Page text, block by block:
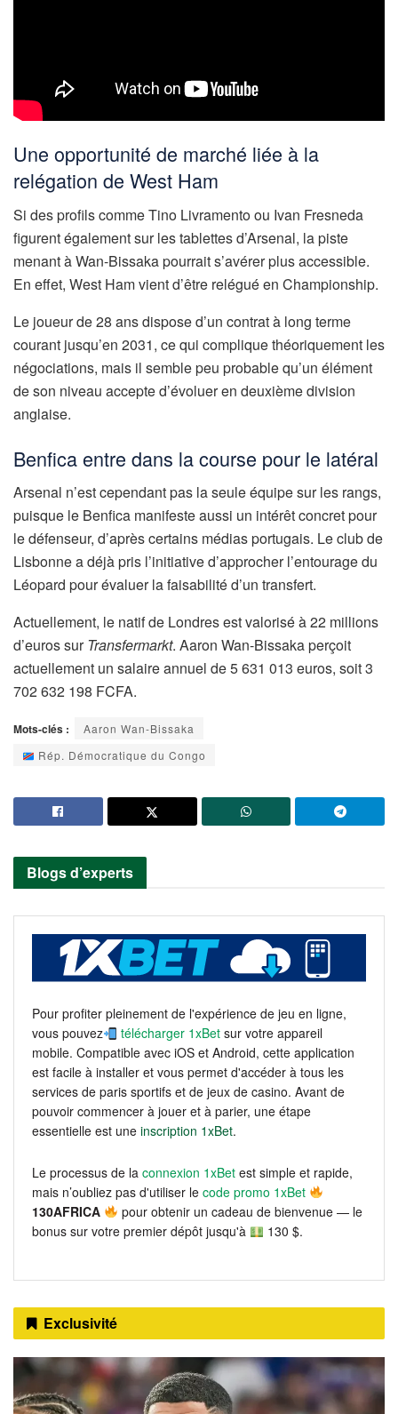
Une opportunité de marché liée à la
relégation de West Ham
Si des profils comme Tino Livramento ou Ivan Fresneda
figurent également sur les tablettes d’Arsenal, la piste
menant à Wan-Bissaka pourrait s’avérer plus accessible.
En effet, West Ham vient d’être relégué en Championship.
Le joueur de 28 ans dispose d’un contrat à long terme
courant jusqu’en 2031, ce qui complique théoriquement les
négociations, mais il semble peu probable qu’un élément
de son niveau accepte d’évoluer en deuxième division
anglaise.
Benfica entre dans la course pour le latéral
Arsenal n’est cependant pas la seule équipe sur les rangs,
puisque le Benfica manifeste aussi un intérêt concret pour
le défenseur, d’après certains médias portugais. Le club de
Lisbonne a déjà pris l’initiative d’approcher l’entourage du
Léopard pour évaluer la faisabilité d’un transfert.
Actuellement, le natif de Londres est valorisé à 22 millions
d’euros sur Transfermarkt. Aaron Wan-Bissaka perçoit
actuellement un salaire annuel de 5 631 013 euros, soit 3
702 632 198 FCFA.
Mots-clés :
Aaron Wan-Bissaka
Rép. Démocratique du Congo
Blogs d’experts
Pour profiter pleinement de l'expérience de jeu en ligne,
vous pouvez
télécharger 1xBet sur votre appareil
mobile. Compatible avec iOS et Android, cette application
est facile à installer et vous permet d'accéder à tous les
services de paris sportifs et de jeux de casino. Avant de
pouvoir commencer à jouer et à parier, une étape
essentielle est une inscription 1xBet.
Le processus de la connexion 1xBet est simple et rapide,
mais n’oubliez pas d'utiliser le code promo 1xBet
130AFRICA
pour obtenir un cadeau de bienvenue — le
bonus sur votre premier dépôt jusqu'à
130 $.
Exclusivité